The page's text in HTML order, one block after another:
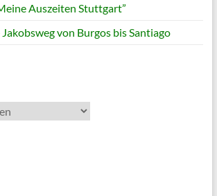
Auszeiten Stuttgart”
von Burgos bis Santiago